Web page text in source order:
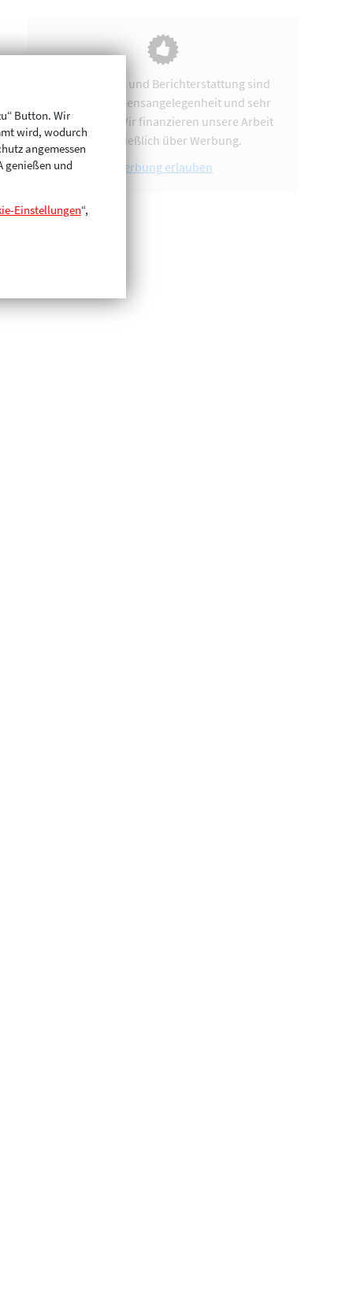
Vereinsarbeit und Berichterstattung sind
uns eine Herzensangelegenheit und sehr
zeitintensiv. Wir finanzieren unsere Arbeit
ausschließlich über Werbung.
Werbung erlauben
Button. Wir
wird, wodurch
angemessen
genießen und
Einstellungen“,